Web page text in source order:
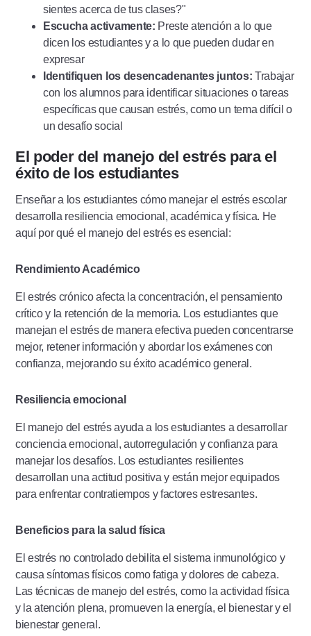
sientes acerca de tus clases?"
Escucha activamente: Preste atención a lo que
dicen los estudiantes y a lo que pueden dudar en
expresar
Identifiquen los desencadenantes juntos: Trabajar
con los alumnos para identificar situaciones o tareas
específicas que causan estrés, como un tema difícil o
un desafío social
El poder del manejo del estrés para el
éxito de los estudiantes
Enseñar a los estudiantes cómo manejar el estrés escolar
desarrolla resiliencia emocional, académica y física. He
aquí por qué el manejo del estrés es esencial:
Rendimiento Académico
El estrés crónico afecta la concentración, el pensamiento
crítico y la retención de la memoria. Los estudiantes que
manejan el estrés de manera efectiva pueden concentrarse
mejor, retener información y abordar los exámenes con
confianza, mejorando su éxito académico general.
Resiliencia emocional
El manejo del estrés ayuda a los estudiantes a desarrollar
conciencia emocional, autorregulación y confianza para
manejar los desafíos. Los estudiantes resilientes
desarrollan una actitud positiva y están mejor equipados
para enfrentar contratiempos y factores estresantes.
Beneficios para la salud física
El estrés no controlado debilita el sistema inmunológico y
causa síntomas físicos como fatiga y dolores de cabeza.
Las técnicas de manejo del estrés, como la actividad física
y la atención plena, promueven la energía, el bienestar y el
bienestar general.